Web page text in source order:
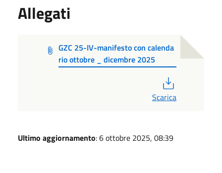
Allegati
GZC 25-IV-manifesto con calenda
rio ottobre _ dicembre 2025
Scarica
Ultimo aggiornamento: 6 ottobre 2025, 08:39